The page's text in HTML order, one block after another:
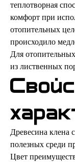
теплотворная
комфорт при
отопительных
происходило
Для
из лиственных
Древесина клена
полезных среди
Цвет